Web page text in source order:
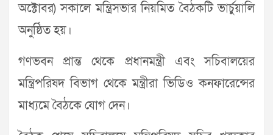
অক্টোবর) সকালে মন্ত্রিসভার নিয়মিত বৈঠকটি ভার্চুয়ালি
অনুষ্ঠিত হয়।
গণভবন প্রান্ত থেকে প্রধানমন্ত্রী এবং সচিবালয়ের
মন্ত্রিপরিষদ বিভাগ থেকে মন্ত্রীরা ভিডিও কনফারেন্সের
মাধ্যমে বৈঠকে যোগ দেন।